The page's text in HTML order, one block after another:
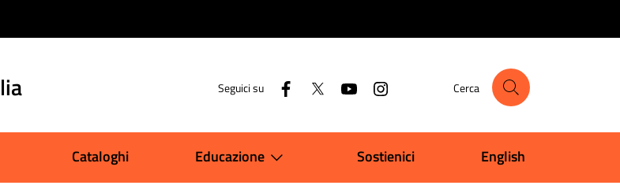
Seguici su Cerca
Cataloghi Educazione Sostienici English